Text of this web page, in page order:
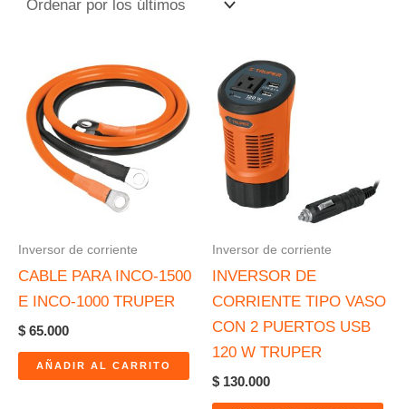
Inversor de corriente
CABLE PARA INCO-1500
E INCO-1000 TRUPER
$ 65.000
AÑADIR AL CARRITO
Inversor de corriente
INVERSOR DE
CORRIENTE TIPO VASO
CON 2 PUERTOS USB
120 W TRUPER
$ 130.000